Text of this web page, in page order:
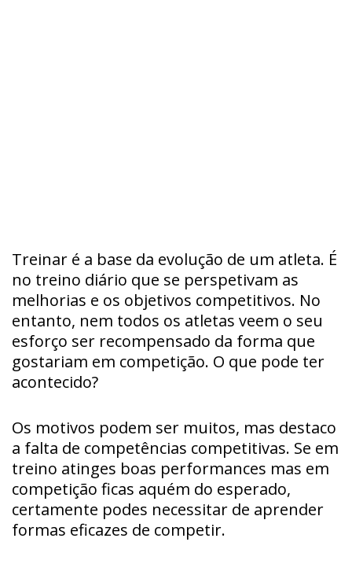
Treinar é a base da evolução de um atleta. É
no treino diário que se perspetivam as
melhorias e os objetivos competitivos. No
entanto, nem todos os atletas veem o seu
esforço ser recompensado da forma que
gostariam em competição. O que pode ter
acontecido?
Os motivos podem ser muitos, mas destaco
a falta de competências competitivas. Se em
treino atinges boas performances mas em
competição ficas aquém do esperado,
certamente podes necessitar de aprender
formas eficazes de competir.